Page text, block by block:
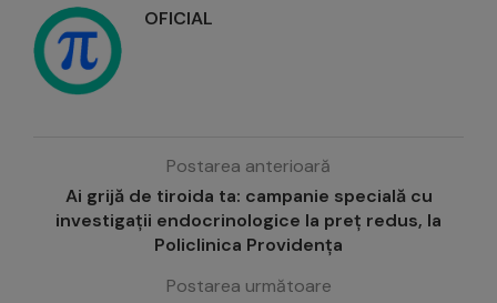
OFICIAL
Postarea anterioară
Ai grijă de tiroida ta: campanie specială cu
investigații endocrinologice la preț redus, la
Policlinica Providența
Postarea următoare